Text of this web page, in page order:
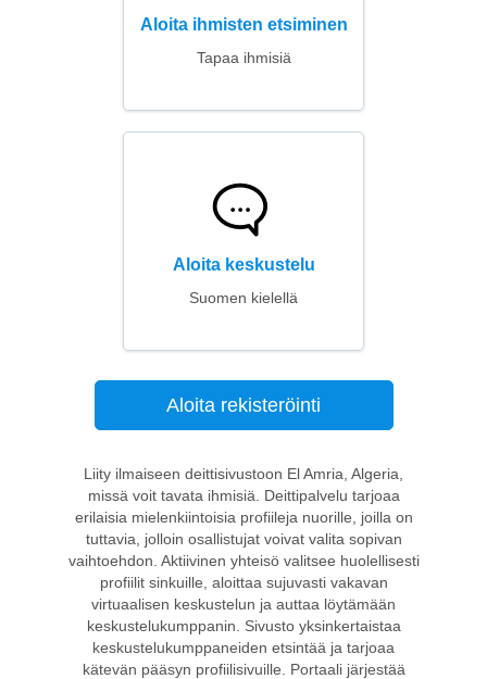
Aloita ihmisten etsiminen
Tapaa ihmisiä
Aloita keskustelu
Suomen kielellä
Aloita rekisteröinti
Liity ilmaiseen deittisivustoon El Amria, Algeria,
missä voit tavata ihmisiä. Deittipalvelu tarjoaa
erilaisia mielenkiintoisia profiileja nuorille, joilla on
tuttavia, jolloin osallistujat voivat valita sopivan
vaihtoehdon. Aktiivinen yhteisö valitsee huolellisesti
profiilit sinkuille, aloittaa sujuvasti vakavan
virtuaalisen keskustelun ja auttaa löytämään
keskustelukumppanin. Sivusto yksinkertaistaa
keskustelukumppaneiden etsintää ja tarjoaa
kätevän pääsyn profiilisivuille. Portaali järjestää